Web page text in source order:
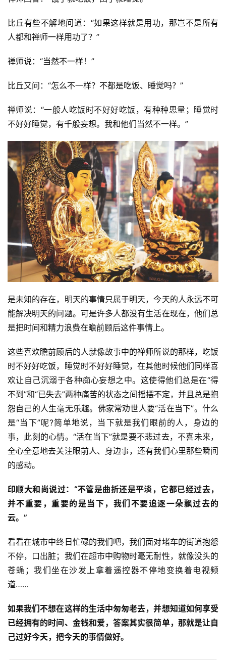
讯
八
点
僧
音
高
僧
访
心
乐
提
专
题
公
益
慈
比丘有些不解地问道：“如果这样就是用功，那岂不是所有
人都和禅师一样用功了？”
禅师说：“当然不一样！”
比丘又问：“怎么不一样？不都是吃饭、睡觉吗？”
禅师说：“一般人吃饭时不好好吃饭，有种种思量；睡觉时
不好好睡觉，有千般妄想。我和他们当然不一样。”
是未知的存在，明天的事情只属于明天，今天的人永远不可
能解决明天的问题。可是许多人都没有生活在现在，他们总
是把时间和精力浪费在瞻前顾后这件事情上。
这些喜欢瞻前顾后的人就像故事中的禅师所说的那样，吃饭
时不好好吃饭，睡觉时不好好睡觉，在其他时候他们同样喜
欢让自己沉溺于各种痴心妄想之中。这使得他们总是在“得
不到”和“已失去”两种痛苦的状态之间摇摆不定，并且总是抱
怨自己的人生毫无乐趣。佛家常劝世人要“活在当下”。什么
是“当下”呢?简单地说，当下就是我们眼前的人，身边的
事，此刻的心情。“活在当下”就是要不悲过去，不喜未来，
全心全意地去关注眼前人、身边事，还有我们心里那些瞬间
的感动。
印顺大和尚说过：“不管是曲折还是平淡，它都已经过去，
并不重要，重要的是当下，我们不要追逐一朵飘过去的
云。”
看看在城市中终日忙碌的我们吧，我们面对堵车的街道抱怨
不停，口出脏；我们在超市中购物时毫无耐性，就像没头的
苍蝇；我们坐在沙发上拿着遥控器不停地变换着电视频
道……
如果我们不想在这样的生活中匆匆老去，并想知道如何享受
已经拥有的时间、金钱和爱，答案其实很简单，那就是让自
己过好今天，把今天的事情做好。